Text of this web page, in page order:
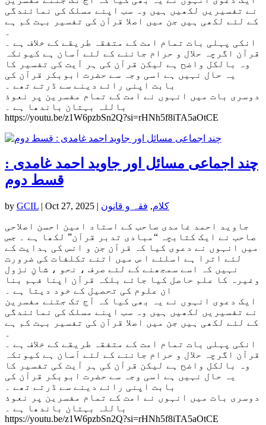
نے تفسیریں لکھیں ہیں وہ سب اپنے مسلک کی نمائندگی
کے لئے لکھی ہیں جن میں اصلا قرآن کی تفسیر بہت کم ہے
انکی پہلی بات تمام امت کے متفقہ طریقے کے خلاف ہے ۔
قرآن اگرچہ حلال و حرام جاننے کے لئے آسان ہے کیونکہ
وہ بالکل واضح ہے لیکن قرآن کی ہر آیت کی تفسیر کا
یہ حال نہیں ہے اسی وجہ سے حضرت ابوبکر قرآن کی
بابت اپنی رائے دینے سے ڈرتے تھے ۔
دوسری بات میں انہوں نے امت کے تمام مفسرین پر نعوذ
باللہ بہتان باندھا ہے ۔
https://youtu.be/z1W6pzbSn2Q?si=rHNh5f8iTA5aOtCE
چند اجماعی مسائل اور جاوید احمد غامدی :
قسط دوم
by GCIL | Oct 27, 2025 | کلام, فقہ و قانون
جاوید احمد غامدی صاحب کے استاد امین احسن اصلاحی
صاحب نے ایک کتابچہ “مبادی تدبر قرآن” لکھا ہے ۔ جس
میں انہوں نے دعوی کیا کہ قرآن جن و انس کی ہدایت کے
لئے اترا ہے اسلئے ا س میں اتنے تکلفات کی ضرورت
نہیں کہ اسے سمجھنے کے لئے صرف ، نحو ، شانِ نزول
وغیرہ کا علم حاصل کیا جائے بلکہ قرآن اپنا فہم بنا
ان علوم کی تحصیل کے خود دیتا ہے ۔
ایک دعوی انہوں نے یہ بھی کیا کہ آج تک جتنے مفسرین
نے تفسیریں لکھیں ہیں وہ سب اپنے مسلک کی نمائندگی
کے لئے لکھی ہیں جن میں اصلا قرآن کی تفسیر بہت کم ہے
انکی پہلی بات تمام امت کے متفقہ طریقے کے خلاف ہے ۔
قرآن اگرچہ حلال و حرام جاننے کے لئے آسان ہے کیونکہ
وہ بالکل واضح ہے لیکن قرآن کی ہر آیت کی تفسیر کا
یہ حال نہیں ہے اسی وجہ سے حضرت ابوبکر قرآن کی
بابت اپنی رائے دینے سے ڈرتے تھے ۔
دوسری بات میں انہوں نے امت کے تمام مفسرین پر نعوذ
باللہ بہتان باندھا ہے ۔
https://youtu.be/z1W6pzbSn2Q?si=rHNh5f8iTA5aOtCE